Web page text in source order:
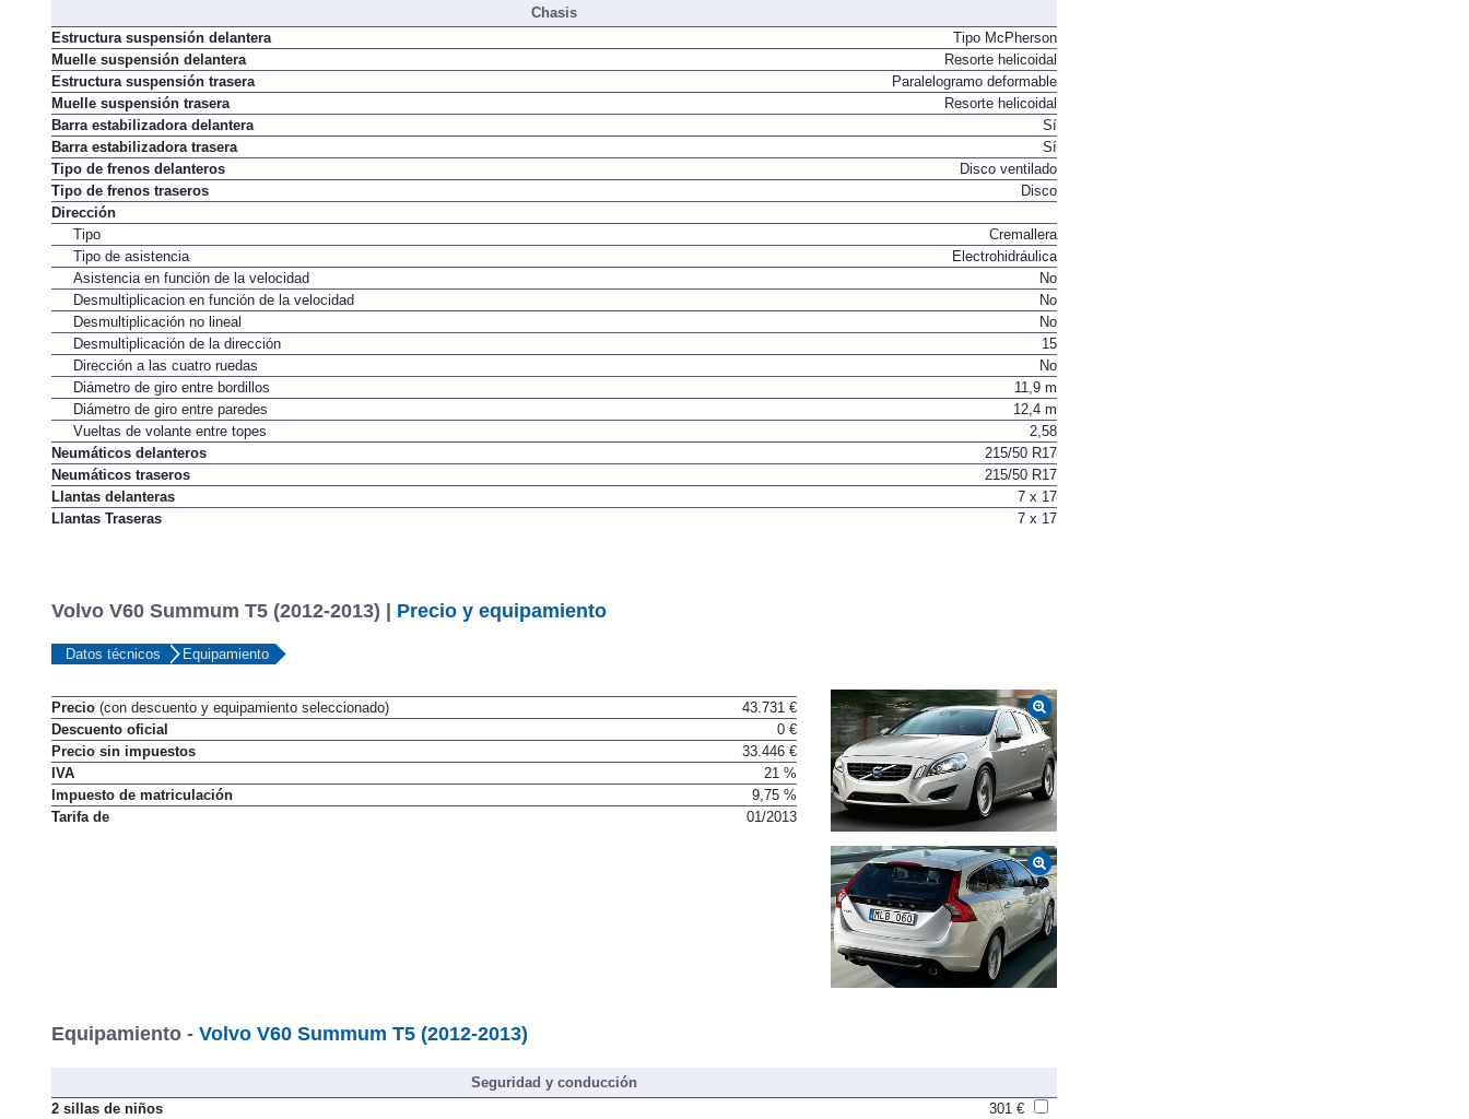
Chasis
Estructura suspensión delantera
Tipo McPherson
Muelle suspensión delantera
Resorte helicoidal
Estructura suspensión trasera
Paralelogramo deformable
Muelle suspensión trasera
Resorte helicoidal
Barra estabilizadora delantera
Sí
Barra estabilizadora trasera
Sí
Tipo de frenos delanteros
Disco ventilado
Tipo de frenos traseros
Disco
Dirección
Tipo
Cremallera
Tipo de asistencia
Electrohidráulica
Asistencia en función de la velocidad
No
Desmultiplicacion en función de la velocidad
No
Desmultiplicación no lineal
No
Desmultiplicación de la dirección
15
Dirección a las cuatro ruedas
No
Diámetro de giro entre bordillos
11,9 m
Diámetro de giro entre paredes
12,4 m
Vueltas de volante entre topes
2,58
Neumáticos delanteros
215/50 R17
Neumáticos traseros
215/50 R17
Llantas delanteras
7 x 17
Llantas Traseras
7 x 17
Volvo V60 Summum T5 (2012-2013) | Precio y equipamiento
Datos técnicos Equipamiento
Precio (con descuento y equipamiento seleccionado)
43.731 €
Descuento oficial
0 €
Precio sin impuestos
33.446 €
IVA
21 %
Impuesto de matriculación
9,75 %
Tarifa de
01/2013
Equipamiento - Volvo V60 Summum T5 (2012-2013)
Seguridad y conducción
2 sillas de niños
301 €